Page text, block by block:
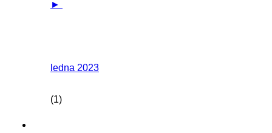
►
ledna 2023
(1)